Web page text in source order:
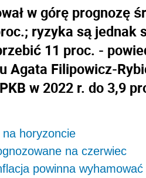
w górę prognozę
ryzyka są
11 proc. -
Agata Filipowicz-
w 2022 r. do 3,9
horyzoncie
na czerwiec
powinna wyhamować